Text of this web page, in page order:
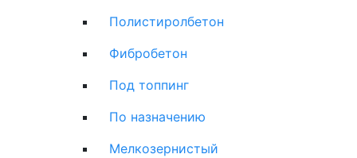
Полистиролбетон
Фибробетон
Под топпинг
По назначению
Мелкозернистый